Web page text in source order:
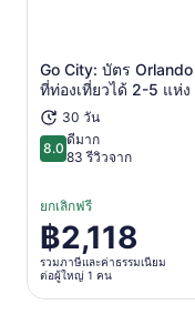
Go City: บัตร
ที่ท่องเที่ยวได้ 2-5 แห่ง
30 วัน
8.08.0 จาก 10
ดีมาก
83 รีวิวจาก
ยกเลิกฟรี
ราคา
อยู่
฿2,118
รวมภาษีและค่าธรรมเนียม
ต่อผู้ใหญ่ 1 คน